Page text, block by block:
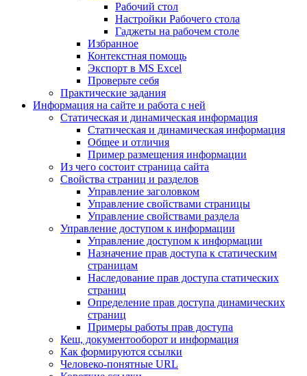
Рабочий стол
Настройки Рабочего стола
Гаджеты на рабочем столе
Избранное
Контекстная помощь
Экспорт в MS Excel
Проверьте себя
Практические задания
Информация на сайте и работа с ней
Статическая и динамическая информация
Статическая и динамическая информация
Общее и отличия
Пример размещения информации
Из чего состоит страница сайта
Свойства страниц и разделов
Управление заголовком
Управление свойствами страницы
Управление свойствами раздела
Управление доступом к информации
Управление доступом к информации
Назначение прав доступа к статическим
страницам
Наследование прав доступа статических
страниц
Определение прав доступа динамических
страниц
Примеры работы прав доступа
Кеш, документооборот и информация
Как формируются ссылки
Человеко-понятные URL